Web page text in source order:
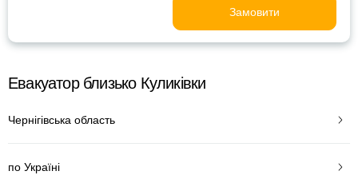
Замовити
Евакуатор близько Куликівки
Чернігівська область
по Україні